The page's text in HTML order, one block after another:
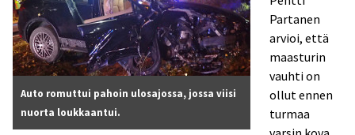
Auto romuttui pahoin ulosajossa, jossa viisi
nuorta loukkaantui.
Partanen
arvioi, että
maasturin
vauhti on
ollut ennen
turmaa